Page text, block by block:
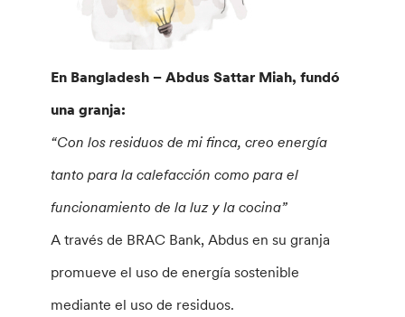
En Bangladesh – Abdus Sattar Miah, fundó
una granja:
“Con los residuos de mi finca, creo energía
tanto para la calefacción como para el
funcionamiento de la luz y la cocina”
A través de BRAC Bank, Abdus en su granja
promueve el uso de energía sostenible
mediante el uso de residuos.